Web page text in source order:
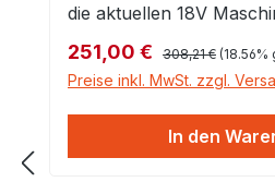
die aktuellen 18V
gegen Tiefenentladung,
Überlastung und
nur mit Li-ion fähigen
UC18YFSL / UC18YSL3
anderen möglich
Verkaufspreis:
251,00 € Regulärer Preis:
308,21 € (18.56%
Preise inkl. MwSt. zzgl.
In den